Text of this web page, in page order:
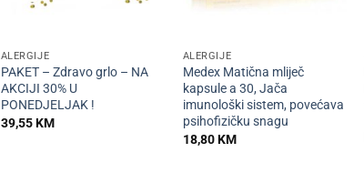
ALERGIJE
PAKET – Zdravo grlo – NA
AKCIJI 30% U
PONEDJELJAK !
39,55KM
ALERGIJE
Medex Matična mliječ
kapsule a 30, Jača
imunološki sistem, povećava
psihofizičku snagu
18,80KM